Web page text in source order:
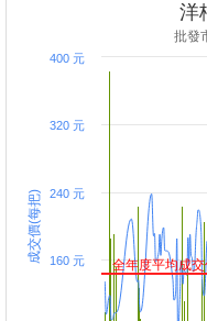
成交價(每把)
洋
批發
160 元
240 元
320 元
400 元
全年度平均成